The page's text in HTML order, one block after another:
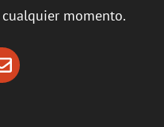
momento.